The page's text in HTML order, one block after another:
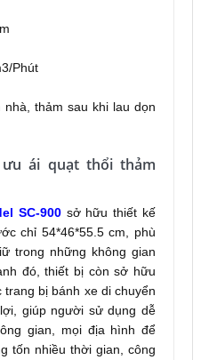
Phút
thảm sau khi lau dọn
ái quạt thổi thảm
SC-900 sở hữu thiết kế
chỉ 54*46*55.5 cm, phù
trong những không gian
đó, thiết bị còn sở hữu
bị bánh xe di chuyển
giúp người sử dụng dễ
gian, mọi địa hình để
tốn nhiều thời gian, công